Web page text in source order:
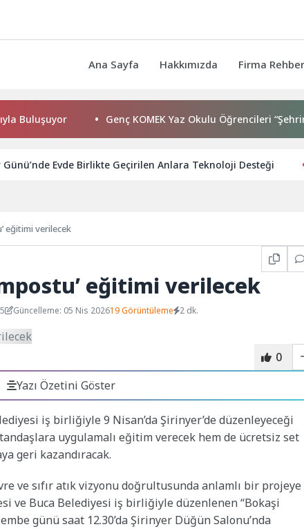
Ana Sayfa Hakkımızda Firma
Genç KOMEK Yaz Okulu Öğrencileri “Şehrin
Evde Birlikte Geçirilen Anlara Teknoloji Desteği
eğitimi verilecek
eğitimi verilecek
Güncelleme: 05 Nis 202619 Görüntüleme 2 dk.
0
Yazı Özetini Göster
iş birliğiyle 9 Nisan’da Şirinyer’de düzenleyeceği
uygulamalı eğitim verecek hem de ücretsiz set
geri kazandıracak.
ve sıfır atık vizyonu doğrultusunda anlamlı bir projeye
ve Buca Belediyesi iş birliğiyle düzenlenen “Bokaşi
günü saat 12.30’da Şirinyer Düğün Salonu’nda